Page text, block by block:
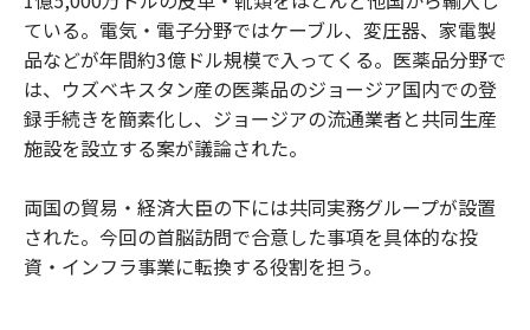
ている。電気・電子分野ではケーブル、変圧器、家電製
品などが年間約3億ドル規模で入ってくる。医薬品分野で
は、ウズベキスタン産の医薬品のジョージア国内での登
録手続きを簡素化し、ジョージアの流通業者と共同生産
施設を設立する案が議論された。
両国の貿易・経済大臣の下には共同実務グループが設置
された。今回の首脳訪問で合意した事項を具体的な投
資・インフラ事業に転換する役割を担う。